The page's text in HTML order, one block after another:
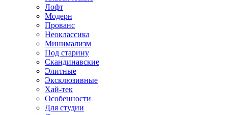
Лофт
Модерн
Прованс
Неоклассика
Минимализм
Под старину
Скандинавские
Элитные
Эксклюзивные
Хай-тек
Особенности
Для студии